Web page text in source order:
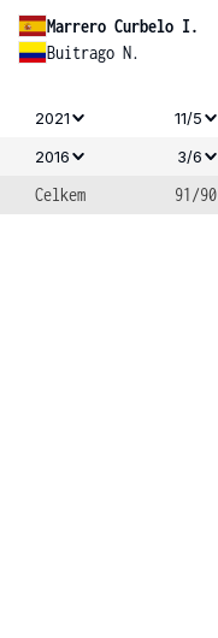
Marrero Curbelo I.
Buitrago N.
2021 11/5
2016
3/6
Celkem
91/90